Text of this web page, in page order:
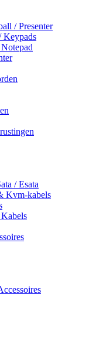
/ Presenter
Keypads
/ Esata
Kvm-kabels